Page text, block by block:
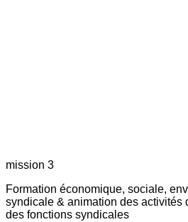
mission 3
Formation économique, sociale,
syndicale & animation des activités
des fonctions syndicales